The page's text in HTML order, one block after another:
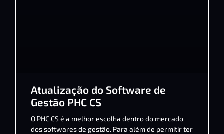
Atualização do Software de
Gestão PHC CS
O PHC CS é a melhor escolha dentro do mercado
dos softwares de gestão. Para além de permitir ter